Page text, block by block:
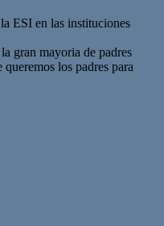
ESI en las instituciones
gran mayoria de padres
los padres para